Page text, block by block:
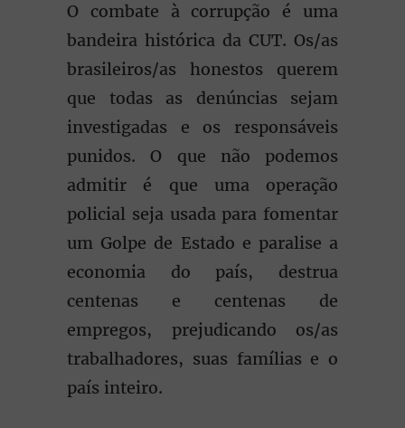
O combate à corrupção é uma
bandeira histórica da CUT. Os/as
brasileiros/as honestos querem
que todas as denúncias sejam
investigadas e os responsáveis
punidos. O que não podemos
admitir é que uma operação
policial seja usada para fomentar
um Golpe de Estado e paralise a
economia do país, destrua
centenas e centenas de
empregos, prejudicando os/as
trabalhadores, suas famílias e o
país inteiro.